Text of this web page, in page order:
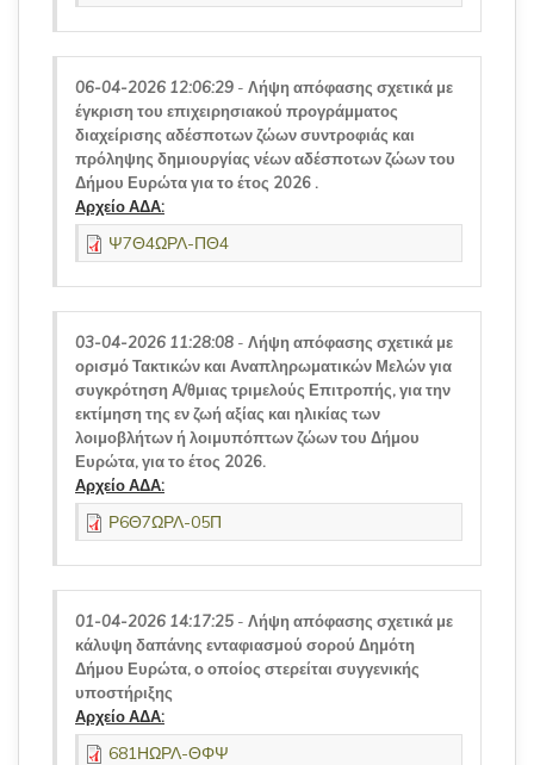
06-04-2026 12:06:29 - Λήψη απόφασης σχετικά με
έγκριση του επιχειρησιακού προγράμματος
διαχείρισης αδέσποτων ζώων συντροφιάς και
πρόληψης δημιουργίας νέων αδέσποτων ζώων του
Δήμου Ευρώτα για το έτος 2026 .
Αρχείο ΑΔΑ:
Ψ7Θ4ΩΡΛ-ΠΘ4
03-04-2026 11:28:08 - Λήψη απόφασης σχετικά με
ορισμό Τακτικών και Αναπληρωματικών Μελών για
συγκρότηση Α/θμιας τριμελούς Επιτροπής, για την
εκτίμηση της εν ζωή αξίας και ηλικίας των
λοιμοβλήτων ή λοιμυπόπτων ζώων του Δήμου
Ευρώτα, για το έτος 2026.
Αρχείο ΑΔΑ:
Ρ6Θ7ΩΡΛ-05Π
01-04-2026 14:17:25 - Λήψη απόφασης σχετικά με
κάλυψη δαπάνης ενταφιασμού σορού Δημότη
Δήμου Ευρώτα, ο οποίος στερείται συγγενικής
υποστήριξης
Αρχείο ΑΔΑ:
681ΗΩΡΛ-ΘΦΨ